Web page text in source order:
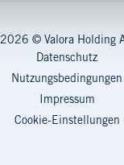
2026 © Valora Holding
Datenschutz
Nutzungsbedingungen
Impressum
Cookie-Einstellungen